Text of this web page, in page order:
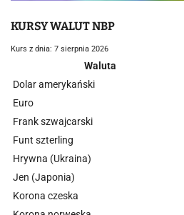
KURSY WALUT NBP
Kurs z dnia: 7 sierpnia 2026
Waluta
Dolar amerykański
Euro
Frank szwajcarski
Funt szterling
Hrywna (Ukraina)
Jen (Japonia)
Korona czeska